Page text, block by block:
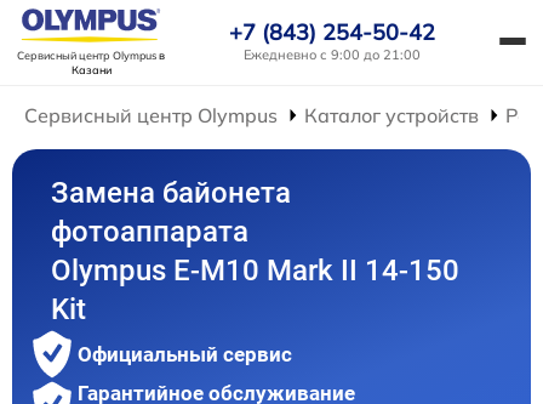
Сервисный центр Olympusв
Казани
+7 (843) 254-50-42
Ежедневно с 9:00 до 21:00
Сервисный центр Olympus Каталог устройств
Замена байонета
фотоаппарата
Olympus E‑M10 Mark II 14-150
Kit
Официальный сервис
Гарантийное обслуживание